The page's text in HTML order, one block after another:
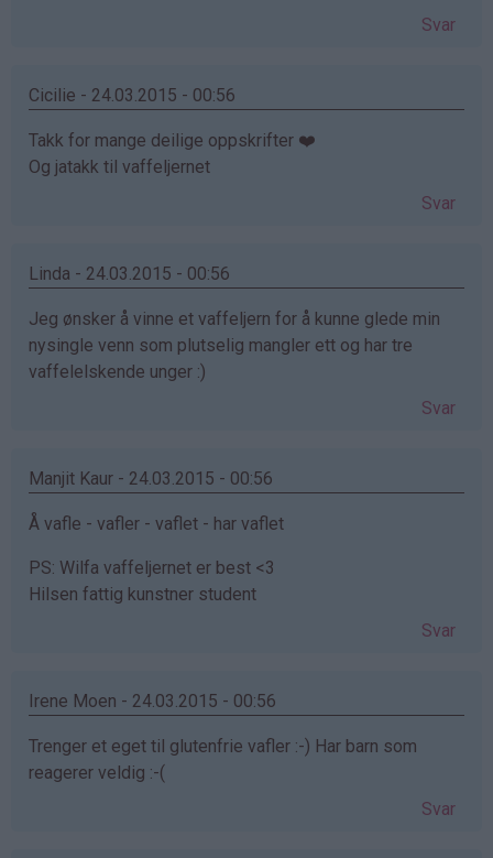
Svar
Cicilie - 24.03.2015 - 00:56
Takk for mange deilige oppskrifter ❤️
Og jatakk til vaffeljernet
Svar
Linda - 24.03.2015 - 00:56
Jeg ønsker å vinne et vaffeljern for å kunne glede min
nysingle venn som plutselig mangler ett og har tre
vaffelelskende unger :)
Svar
Manjit Kaur - 24.03.2015 - 00:56
Å vafle - vafler - vaflet - har vaflet
PS: Wilfa vaffeljernet er best <3
Hilsen fattig kunstner student
Svar
Irene Moen - 24.03.2015 - 00:56
Trenger et eget til glutenfrie vafler :-) Har barn som
reagerer veldig :-(
Svar